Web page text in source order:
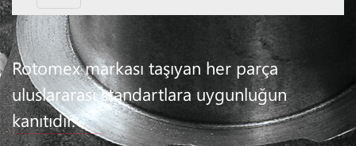
Rotomex markası taşıyan her parça
uluslararası standartlara uygunluğun
kanıtıdır.